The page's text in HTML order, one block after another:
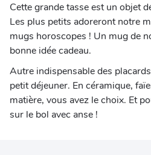
Cette grande tasse est un objet
Les plus petits adoreront notre
mugs horoscopes ! Un mug de
bonne idée cadeau.
Autre indispensable des
petit déjeuner. En céramique,
matière, vous avez le choix. Et
sur le bol avec anse !